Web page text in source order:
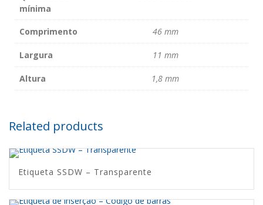
mínima
Comprimento 46 mm
Largura 11 mm
Altura 1,8 mm
Related products
Etiqueta SSDW – Transparente